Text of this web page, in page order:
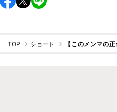
TOP ショート 【このメンマの正